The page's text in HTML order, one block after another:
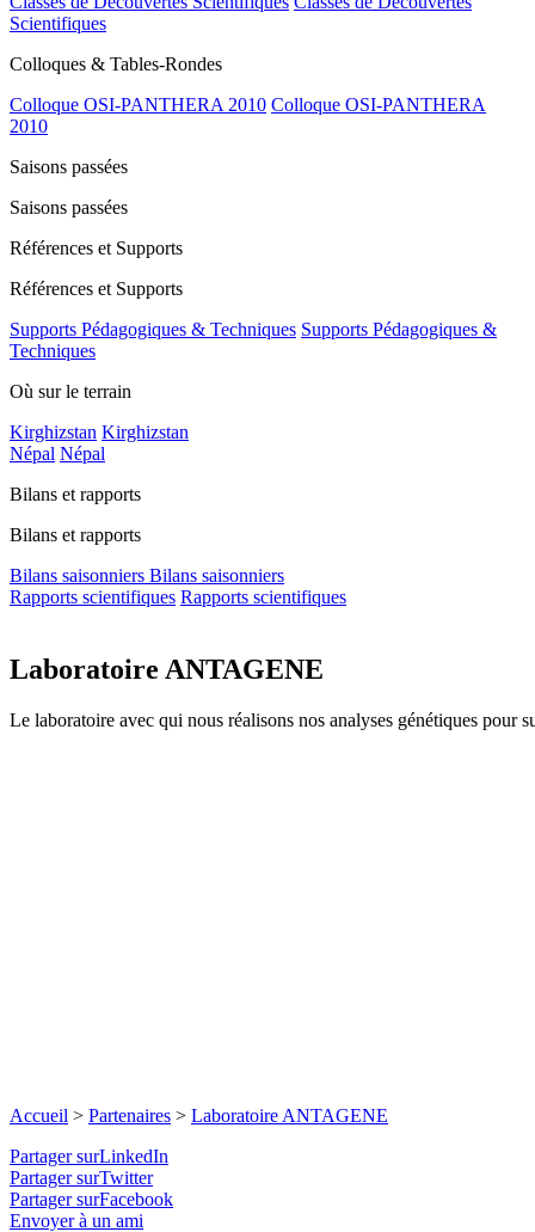
Scientifiques
Colloques & Tables-Rondes
Colloque OSI-PANTHERA 2010 Colloque OSI-PANTHERA
2010
Saisons passées
Saisons passées
Références et Supports
Références et Supports
Supports Pédagogiques & Techniques Supports Pédagogiques &
Techniques
Où sur le terrain
Kirghizstan Kirghizstan
Népal Népal
Bilans et rapports
Bilans et rapports
Bilans saisonniers Bilans saisonniers
Rapports scientifiques Rapports scientifiques
Laboratoire ANTAGENE
Le laboratoire avec qui nous réalisons nos analyses génétiques pour
Accueil > Partenaires > Laboratoire ANTAGENE
Partager surLinkedIn
Partager surTwitter
Partager surFacebook
Envoyer à un ami